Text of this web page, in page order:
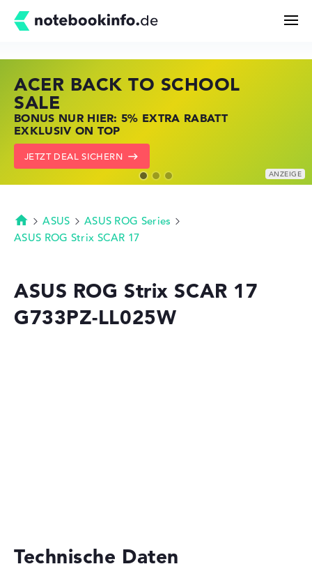
Kaufberatung
Technik & Wissen
Merkzettel
ACER BACK TO SCHOOL
SALE
BONUS NUR HIER: 5% EXTRA RABATT
EXKLUSIV ON TOP
JETZT DEAL SICHERN
HP STORE SSV DEALS
JETZT ZUGREIFEN: NOTEBOOKS BEI HP
KRÄFTIG REDUZIERT
ZU DEN HP ANGEBOTEN
LENOVO LAPTOP DEALS
NOTEBOOKS BEI LENOVO JETZT
KRÄFTIG REDUZIERT
LENOVO DEALS ZEIGEN
Startseite
ASUS
ASUS ROG Series
ASUS ROG Strix SCAR 17
ASUS ROG Strix SCAR 17
G733PZ-LL025W
Technische Daten